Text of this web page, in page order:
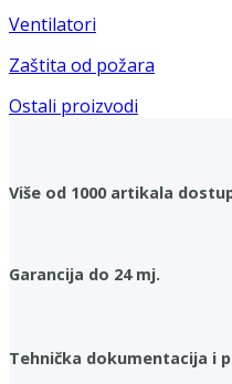
Ventilatori
Zaštita od požara
Ostali proizvodi
Više od 1000 artikala
Garancija do 24 mj.
Tehnička dokumentacija i